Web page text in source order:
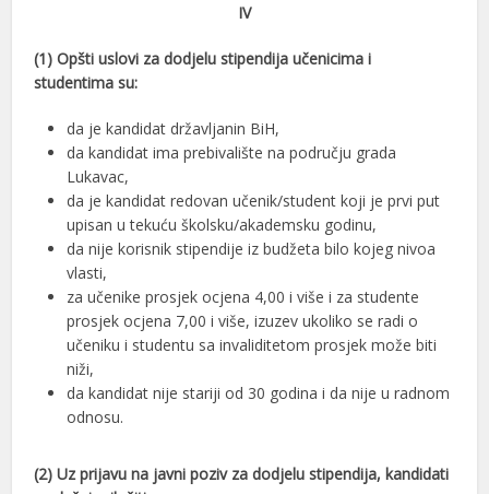
IV
(1) Opšti uslovi za dodjelu stipendija učenicima i
studentima su:
da je kandidat državljanin BiH,
da kandidat ima prebivalište na području grada
Lukavac,
da je kandidat redovan učenik/student koji je prvi put
upisan u tekuću školsku/akademsku godinu,
da nije korisnik stipendije iz budžeta bilo kojeg nivoa
vlasti,
za učenike prosjek ocjena 4,00 i više i za studente
prosjek ocjena 7,00 i više, izuzev ukoliko se radi o
učeniku i studentu sa invaliditetom prosjek može biti
niži,
da kandidat nije stariji od 30 godina i da nije u radnom
odnosu.
(2) Uz prijavu na javni poziv za dodjelu stipendija, kandidati